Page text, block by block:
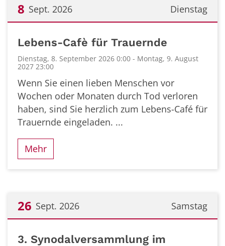
Dienstag
8 Sept. 2026
Lebens-Cafè für Trauernde
Dienstag, 8. September 2026 0:00 - Montag, 9. August
2027 23:00
Wenn Sie einen lieben Menschen vor
Wochen oder Monaten durch Tod verloren
haben, sind Sie herzlich zum Lebens-Café für
Trauernde eingeladen. ...
Mehr
Samstag
26 Sept. 2026
3. Synodalversammlung im